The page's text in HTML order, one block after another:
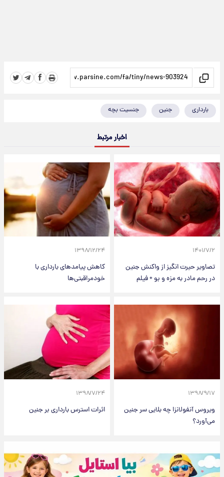
بارداری جنین جنسیت بچه
اخبار مرتبط
۱۴۰۱/۷/۲
تصاویر حیرت‌ انگیز از واکنش جنین
در رحم مادر به مزه و بو + فیلم
۱۳۹۸/۱۲/۲۴
کاهش پیامد‌های بارداری با
خودمراقبتی‌ها
۱۳۹۸/۹/۱۷
ویروس آنفولانزا چه بلایی سر جنین
می‌آورد؟
۱۳۹۸/۷/۲۴
اثرات استرس بارداری بر جنین